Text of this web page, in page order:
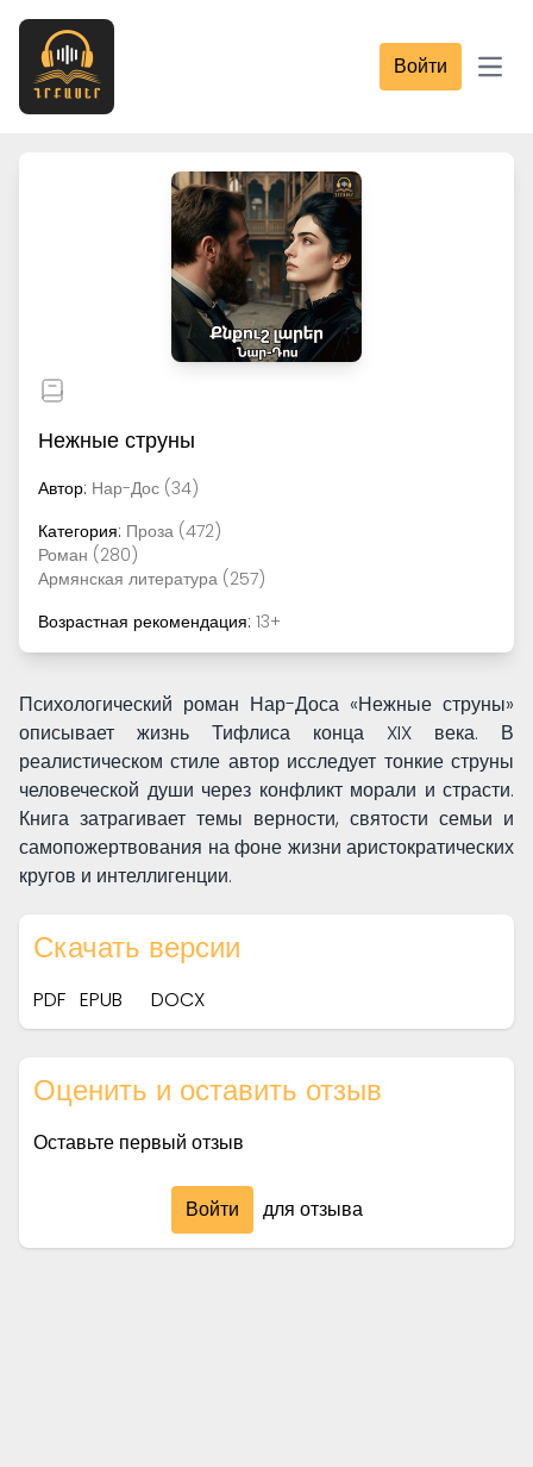
Войти
Нежные струны
Автор: Нар-Дос (34)
Категория: Проза (472)
Роман (280)
Армянская литература (257)
Возрастная рекомендация: 13+
Психологический роман Нар-Доса «Нежные струны»
описывает жизнь Тифлиса конца XIX века. В
реалистическом стиле автор исследует тонкие струны
человеческой души через конфликт морали и страсти.
Книга затрагивает темы верности, святости семьи и
самопожертвования на фоне жизни аристократических
кругов и интеллигенции.
Скачать версии
PDF EPUB DOCX
Оценить и оставить отзыв
Оставьте первый отзыв
Войти для отзыва